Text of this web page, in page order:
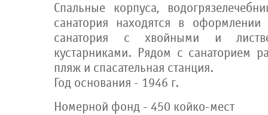
Спальные корпуса,
санатория находятся в оформлении
санатория с хвойными и
кустарниками. Рядом с санаторием
пляж и спасательная станция.
Год основания - 1946 г.
Номерной фонд - 450 койко-мест